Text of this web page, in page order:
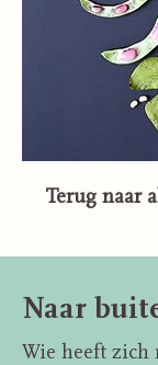
Terug naar
Naar
Wie heeft zich